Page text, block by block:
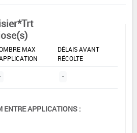
MAX
DÉLAIS AVANT
RÉCOLTE
-
ENTRE APPLICATIONS :